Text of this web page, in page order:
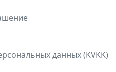
данных (KVKK)